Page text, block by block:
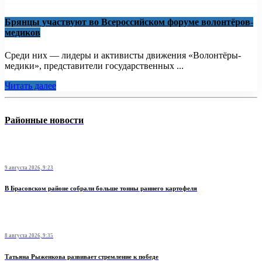
Брянцы участвуют во Всероссийском форуме волонтёров-
медиков
Среди них — лидеры и активисты движения «Волонтёры-
медики», представители государственных ...
Читать далее
Районные новости
9 августа 2026, 9:23
В Брасовском районе собрали больше тонны раннего картофеля
8 августа 2026, 9:35
Татьяна Рыженкова развивает стремление к победе